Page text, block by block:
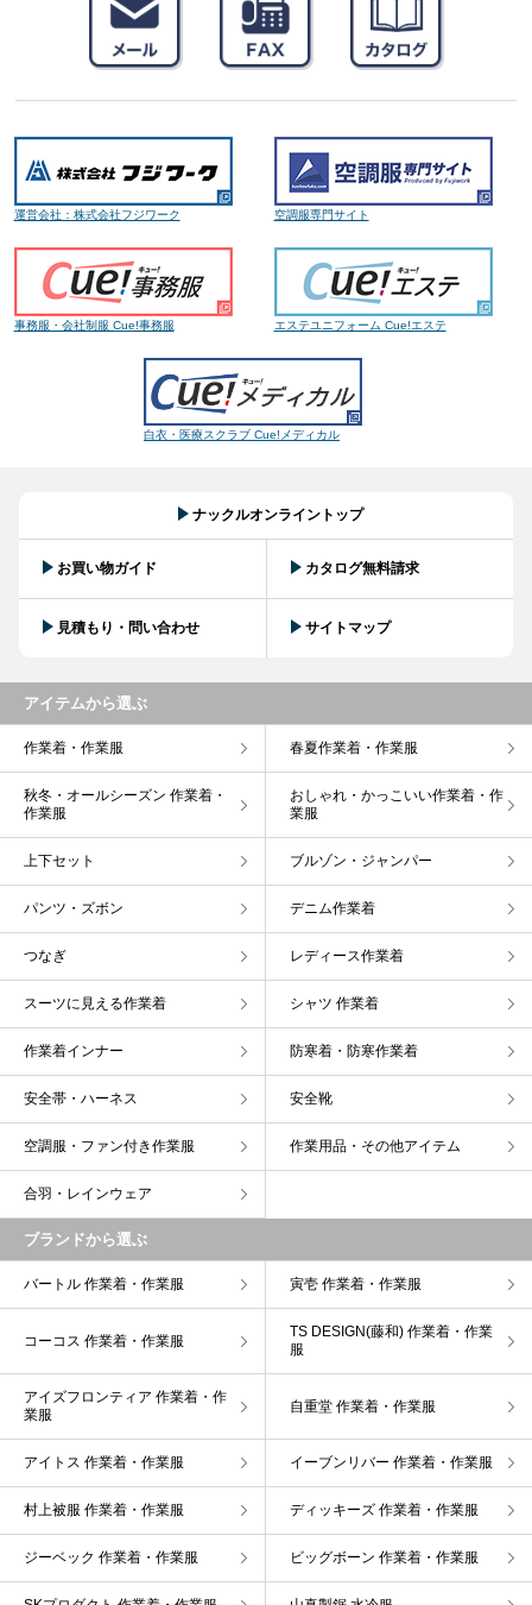
運営会社：株式会社フジワーク 空調服専門サイト
事務服・会社制服 Cue!事務服 エステユニフォーム Cue!エステ
白衣・医療スクラブ Cue!メディカル
ナックルオンライントップ
お買い物ガイド カタログ無料請求
見積もり・問い合わせ サイトマップ
アイテムから選ぶ
作業着・作業服 春夏作業着・作業服
秋冬・オールシーズン 作業着・
作業服
おしゃれ・かっこいい作業着・作
業服
上下セット ブルゾン・ジャンパー
パンツ・ズボン デニム作業着
つなぎ レディース作業着
スーツに見える作業着 シャツ 作業着
作業着インナー 防寒着・防寒作業着
安全帯・ハーネス 安全靴
空調服・ファン付き作業服 作業用品・その他アイテム
合羽・レインウェア
ブランドから選ぶ
バートル 作業着・作業服 寅壱 作業着・作業服
コーコス 作業着・作業服
TS DESIGN(藤和) 作業着・作業
服
アイズフロンティア 作業着・作
業服
自重堂 作業着・作業服
アイトス 作業着・作業服 イーブンリバー 作業着・作業服
村上被服 作業着・作業服 ディッキーズ 作業着・作業服
ジーベック 作業着・作業服 ビッグボーン 作業着・作業服